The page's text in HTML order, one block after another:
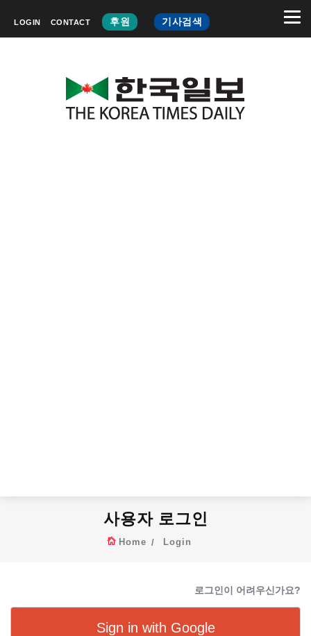
LOGIN CONTACT 후원 기사검색
사용자 로그인
Home Login
로그인이 어려우신가요?
Sign in with Google